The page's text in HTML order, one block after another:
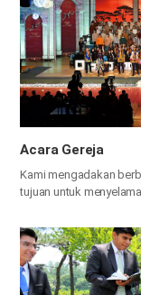
Acara Gereja
Kami mengadakan
tujuan untuk